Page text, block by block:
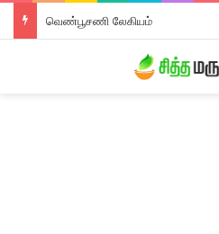
திரிபலா லேகியம்